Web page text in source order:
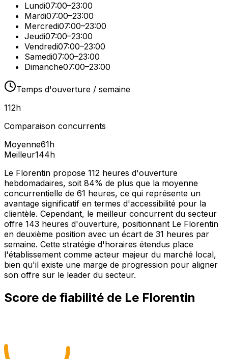
Lundi07:00–23:00
Mardi07:00–23:00
Mercredi07:00–23:00
Jeudi07:00–23:00
Vendredi07:00–23:00
Samedi07:00–23:00
Dimanche07:00–23:00
Temps d'ouverture / semaine
112h
Comparaison concurrents
Moyenne61h
Meilleur144h
Le Florentin propose 112 heures d'ouverture
hebdomadaires, soit 84% de plus que la moyenne
concurrentielle de 61 heures, ce qui représente un
avantage significatif en termes d'accessibilité pour la
clientèle. Cependant, le meilleur concurrent du secteur
offre 143 heures d'ouverture, positionnant Le Florentin
en deuxième position avec un écart de 31 heures par
semaine. Cette stratégie d'horaires étendus place
l'établissement comme acteur majeur du marché local,
bien qu'il existe une marge de progression pour aligner
son offre sur le leader du secteur.
Score de fiabilité de Le Florentin